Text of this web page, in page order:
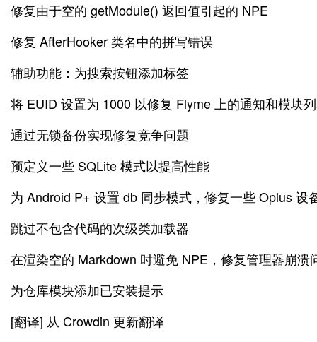
修复由于空的 getModule() 返回值引起的 NPE
修复 AfterHooker 类名中的拼写错误
辅助功能：为搜索按钮添加标签
将 EUID 设置为 1000 以修复 Flyme 上的通知和模块
通过无锁备份实现修复竞争问题
预定义一些 SQLite 模式以提高性能
为 Android P+ 设置 db 同步模式，修复一些 Oplus 设
跳过不包含代码的次级类加载器
在渲染空的 Markdown 时避免 NPE，修复管理器崩溃
为仓库模块添加已安装提示
[翻译] 从 Crowdin 更新翻译